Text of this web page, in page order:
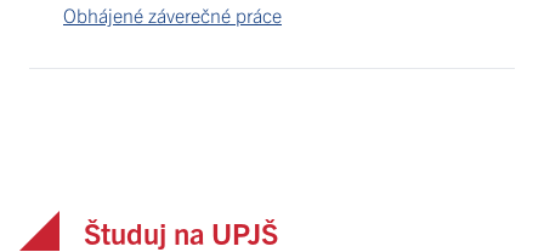
Obhájené záverečné práce
Študuj na UPJŠ